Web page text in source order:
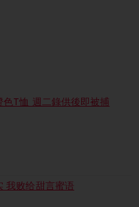
色T恤 週二錄供後即被捕
我败给甜言蜜语